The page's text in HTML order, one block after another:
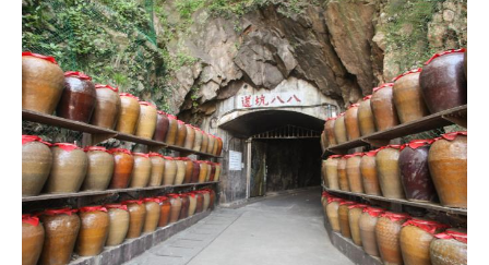
西嶼灯台の夕景